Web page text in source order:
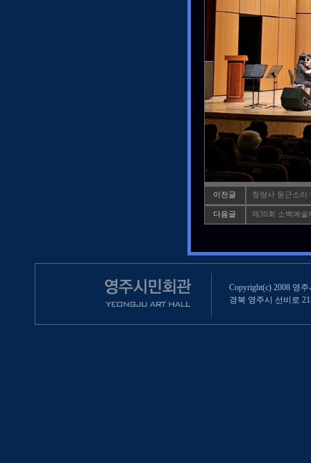
이전글 청량사 둥근소리
다음글 제30회 소백예술
Copyright(c) 2008 영
경북 영주시 선비로